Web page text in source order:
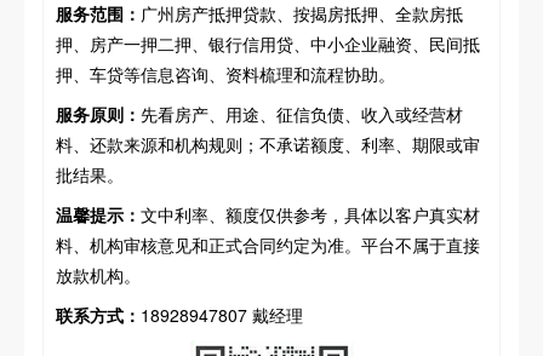
服务范围： 广州房产抵押贷款、按揭房抵押、全款房抵
押、房产一押二押、银行信用贷、中小企业融资、民间抵
押、车贷等信息咨询、资料梳理和流程协助。
服务原则： 先看房产、用途、征信负债、收入或经营材
料、还款来源和机构规则；不承诺额度、利率、期限或审
批结果。
温馨提示： 文中利率、额度仅供参考，具体以客户真实材
料、机构审核意见和正式合同约定为准。平台不属于直接
放款机构。
联系方式： 18928947807 戴经理